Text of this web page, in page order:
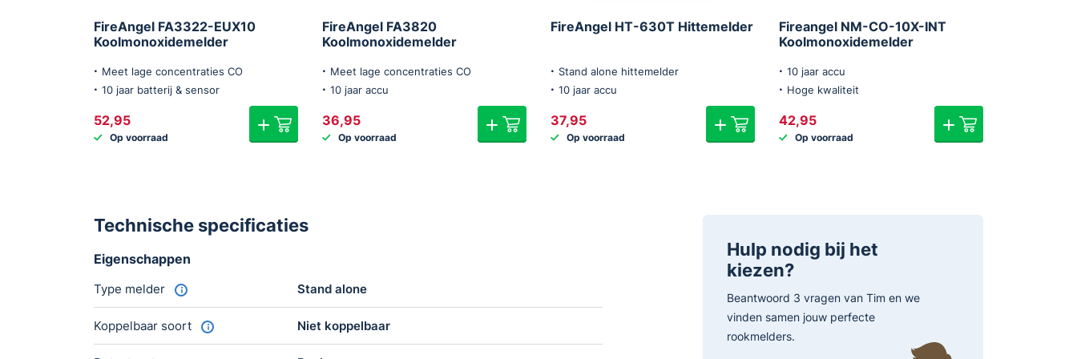
FireAngel FA3322-EUX10
Koolmonoxidemelder
Meet lage concentraties CO
10 jaar batterij & sensor
52,95
Op voorraad
FireAngel FA3820
Koolmonoxidemelder
Meet lage concentraties CO
10 jaar accu
36,95
Op voorraad
FireAngel HT-630T Hittemelder
Stand alone hittemelder
10 jaar accu
37,95
Op voorraad
Fireangel NM-CO-10X-INT
Koolmonoxidemelder
10 jaar accu
Hoge kwaliteit
42,95
Op voorraad
Technische specificaties
Eigenschappen
Type melder Stand alone
Koppelbaar soort Niet koppelbaar
Hulp nodig bij het
kiezen?
Beantwoord 3 vragen van Tim en we
vinden samen jouw perfecte
rookmelders.